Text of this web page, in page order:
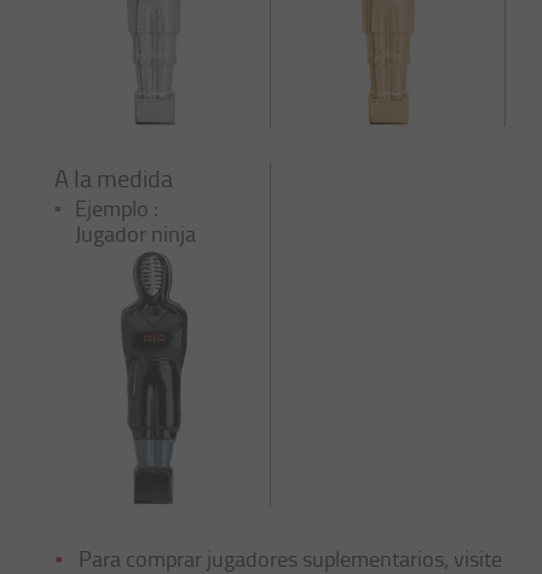
A la medida
Ejemplo :
Jugador ninja
Para comprar jugadores suplementarios, visite